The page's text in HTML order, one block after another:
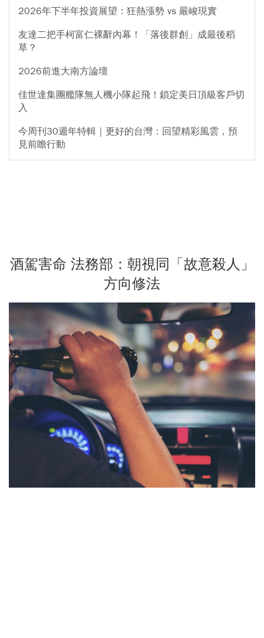
2026年下半年投資展望：狂熱漲勢 vs 嚴峻現實
友達二把手柯富仁裸辭內幕！「落後群創」成最後稻
草？
2026前進大南方論壇
佳世達集團艦隊無人機小隊起飛！鎖定美日頂級客戶切
入
今周刊30週年特輯｜更好的台灣：回望精彩風雲，預
見前瞻行動
酒駕害命 法務部：朝視同「故意殺人」
方向修法